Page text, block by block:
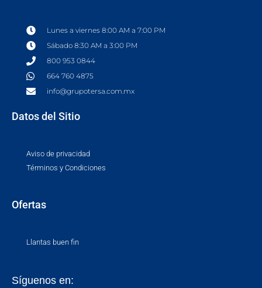
Lunes a viernes 8:00 AM a 7:00 PM
Sábado 8:30 AM a 3:00 PM
800 953 0844
664 760 4875
info@grupotersa.com.mx
Datos del Sitio
Aviso de privacidad
Términos y Condiciones
Ofertas
Llantas buen fin
Síguenos en: